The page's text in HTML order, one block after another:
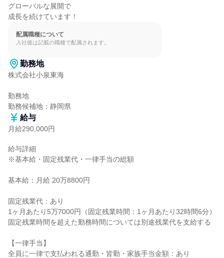
グローバルな展開で
成長を続けています！
配属職種について
入社後は記載の職種で配属されます。
勤務地
株式会社小泉東海
勤務地
勤務候補地：静岡県
給与
月給290,000円
給与詳細
※基本給・固定残業代・一律手当の総額
基本給：月給 20万8800円
固定残業代：あり
1ヶ月あたり5万7000円（固定残業時間：1ヶ月あたり32時間6分）
固定残業時間を超えた勤務時間については別途残業代を支給する
【一律手当】
全員に一律で支払われる通勤・皆勤・家族手当金額：あり